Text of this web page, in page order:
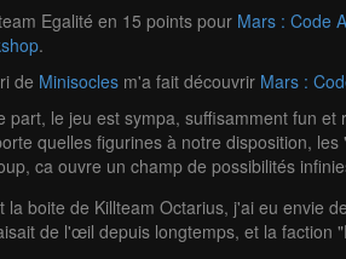
Egalité en 15 points pour Mars : Code
.
de Minisocles m'a fait découvrir Mars :
part, le jeu est sympa, suffisamment fun
quelles figurines à notre disposition,
ca ouvre un champ de possibilités
la boite de Killteam Octarius, j'ai eu envie
de l'œil depuis longtemps, et la faction